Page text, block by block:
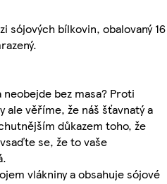
sójových bílkovin, obalovaný 16
bez masa? Proti
ale věříme, že náš šťavnatý a
důkazem toho, že
se, že to vaše
vlákniny a obsahuje sójové